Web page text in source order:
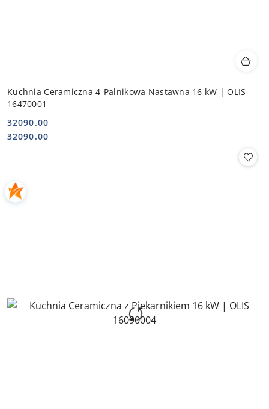
Kuchnia Ceramiczna 4-Palnikowa Nastawna 16 kW | OLIS
16470001
Cena:
32090.00
Cena:
32090.00